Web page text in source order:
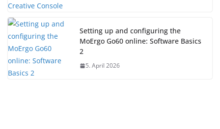
Setting up and configuring the
MoErgo Go60 online: Software Basics
2
5. April 2026